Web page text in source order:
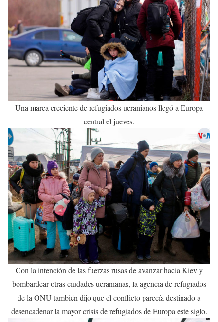
Una marea creciente de refugiados ucranianos llegó a Europa
central el jueves.
Con la intención de las fuerzas rusas de avanzar hacia Kiev y
bombardear otras ciudades ucranianas, la agencia de refugiados
de la ONU también dijo que el conflicto parecía destinado a
desencadenar la mayor crisis de refugiados de Europa este siglo.